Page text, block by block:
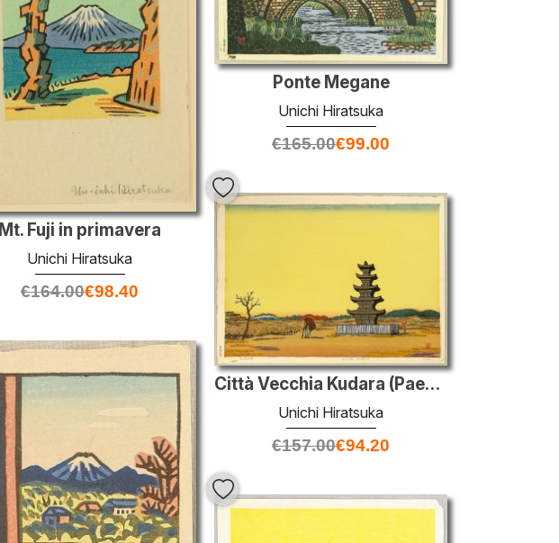
Ponte Megane
Unichi Hiratsuka
€165.00€99.00
Mt. Fuji in primavera
Unichi Hiratsuka
€164.00€98.40
Città Vecchia Kudara (Paekche), Corea
Unichi Hiratsuka
€157.00€94.20